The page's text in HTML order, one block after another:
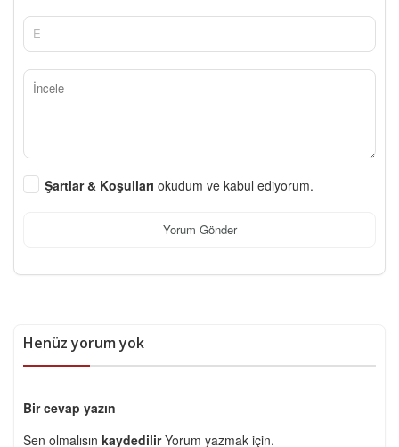
Şartlar & Koşulları okudum ve kabul ediyorum.
Yorum Gönder
Henüz yorum yok
Bir cevap yazın
Sen olmalısın kaydedilirYorum yazmak için.